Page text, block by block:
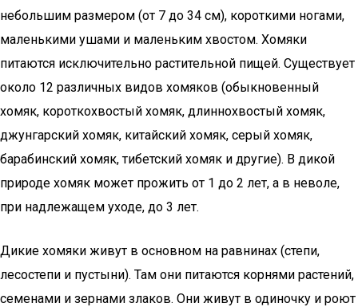
небольшим размером (от 7 до 34 см), короткими ногами,
маленькими ушами и маленьким хвостом. Хомяки
питаются исключительно растительной пищей. Существует
около 12 различных видов хомяков (обыкновенный
хомяк, короткохвостый хомяк, длиннохвостый хомяк,
джунгарский хомяк, китайский хомяк, серый хомяк,
барабинский хомяк, тибетский хомяк и другие). В дикой
природе хомяк может прожить от 1 до 2 лет, а в неволе,
при надлежащем уходе, до 3 лет.
Дикие хомяки живут в основном на равнинах (степи,
лесостепи и пустыни). Там они питаются корнями растений,
семенами и зернами злаков. Они живут в одиночку и роют